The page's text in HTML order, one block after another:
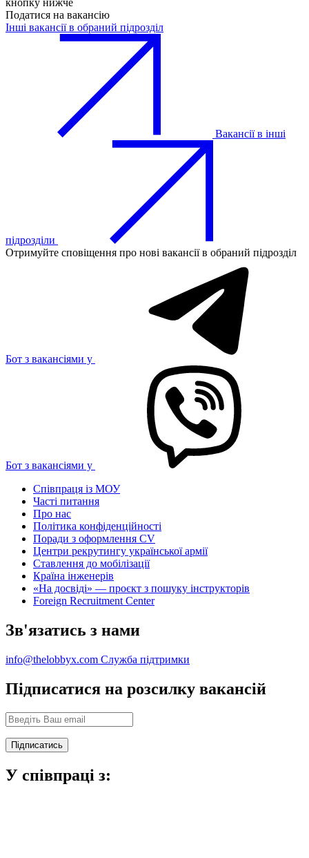
кнопку нижче
Податися на вакансію
Інші вакансії в обраний підрозділ
Вакансії в інші
підрозділи
Отримуйте сповіщення про нові вакансії в обраний підрозділ
Бот з вакансіями у
Бот з вакансіями у
Співпраця із МОУ
Часті питання
Про нас
Політика конфіденційності
Поради з оформлення CV
Центри рекрутингу української армії
Ставлення до мобілізації
Країна інженерів
«На досвіді» — проєкт з пошуку інструкторів
Foreign Recruitment Center
Зв'язатись з нами
info@thelobbyx.com Служба підтримки
Підписатися на розсилку вакансій
У співпраці з: